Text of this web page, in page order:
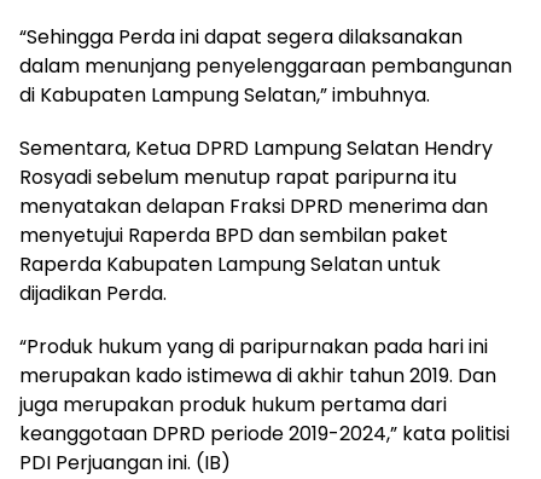
“Sehingga Perda ini dapat segera dilaksanakan
dalam menunjang penyelenggaraan pembangunan
di Kabupaten Lampung Selatan,” imbuhnya.
Sementara, Ketua DPRD Lampung Selatan Hendry
Rosyadi sebelum menutup rapat paripurna itu
menyatakan delapan Fraksi DPRD menerima dan
menyetujui Raperda BPD dan sembilan paket
Raperda Kabupaten Lampung Selatan untuk
dijadikan Perda.
“Produk hukum yang di paripurnakan pada hari ini
merupakan kado istimewa di akhir tahun 2019. Dan
juga merupakan produk hukum pertama dari
keanggotaan DPRD periode 2019-2024,” kata politisi
PDI Perjuangan ini. (IB)